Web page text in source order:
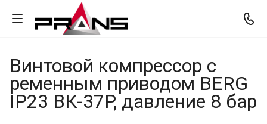
Винтовой компрессор с
ременным приводом BERG
IP23 ВК-37Р, давление 8 бар